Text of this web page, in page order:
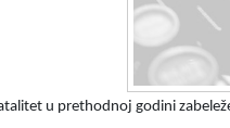
u prethodnoj godini